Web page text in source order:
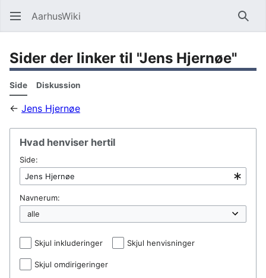
AarhusWiki Søg
Sider der linker til "Jens Hjernøe"
Side Diskussion
← Jens Hjernøe
Hvad henviser hertil
Side:
Navnerum:
Skjul inkluderinger Skjul henvisninger
Skjul omdirigeringer